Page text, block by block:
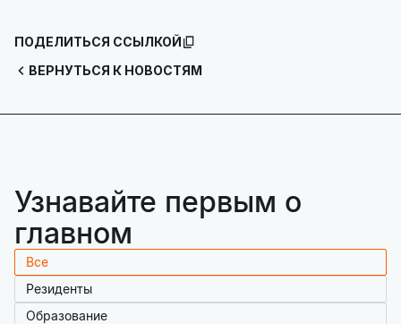
ВЕРНУТЬСЯ К НОВОСТЯМ
ПОДЕЛИТЬСЯ ССЫЛКОЙ
Узнавайте первым о
главном
Все
Резиденты
Образование